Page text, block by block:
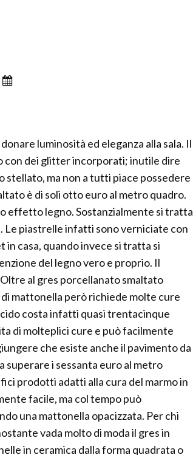
luminosità ed eleganza alla sala. Il
con dei glitter incorporati; inutile dire
ma non a tutti piace possedere
è di soli otto euro al metro quadro.
effetto legno. Sostanzialmente si tratta
Le piastrelle infatti sono verniciate con
casa, quando invece si tratta si
del legno vero e proprio. Il
al gres porcellanato smaltato
mattonella però richiede molte cure
costa infatti quasi trentacinque
di molteplici cure e può facilmente
che esiste anche il pavimento da
superare i sessanta euro al metro
prodotti adatti alla cura del marmo in
facile, ma col tempo può
una mattonella opacizzata. Per chi
vada molto di moda il gres in
in ceramica dalla forma quadrata o